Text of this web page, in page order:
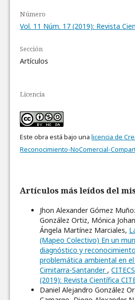
Número
Vol. 11 Núm. 17 (2019): Revista
Sección
Artículos
Licencia
Este obra está bajo unalicencia de
Reconocimiento-NoComercial-
Artículos más leídos del
Jhon Alexander Gómez
González Ortiz, Mónica
Ángela Martínez Marciales,
(Mapeo Colectivo) En un
diagnóstico y
problemática ambiental en
Cimitarra-Santander ,
(2019): Revista Científica
Daniel Alejandro González